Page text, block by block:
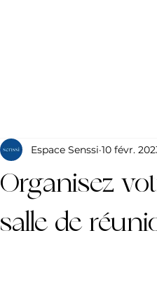
Organisez
salle de
Espace Senssi 10 févr.